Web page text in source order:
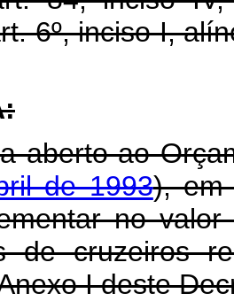
6º, inciso I,
aberto ao
de 1993), em
no
de cruzeiros
I deste